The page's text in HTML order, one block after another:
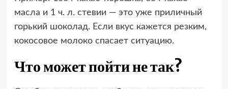
масла и 1 ч. л. стевии — это уже приличный
горький шоколад. Если вкус кажется резким,
кокосовое молоко спасает ситуацию.
Что может пойти не так?